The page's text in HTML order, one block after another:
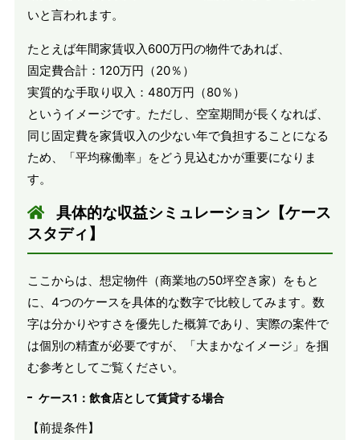
いと言われます。
たとえば年間家賃収入600万円の物件であれば、
固定費合計：120万円（20％）
実質的な手取り収入：480万円（80％）
というイメージです。ただし、空室期間が長くなれば、
同じ固定費を家賃収入の少ない年で負担することになる
ため、「平均稼働率」をどう見込むかが重要になりま
す。
具体的な収益シミュレーション【ケース
スタディ】
ここからは、想定物件（商業地の50坪空き家）をもと
に、4つのケースを具体的な数字で比較してみます。数
字は分かりやすさを優先した概算であり、実際の案件で
は個別の精査が必要ですが、「大まかなイメージ」を掴
む参考としてご覧ください。
ケース1：飲食店として賃貸する場合
【前提条件】